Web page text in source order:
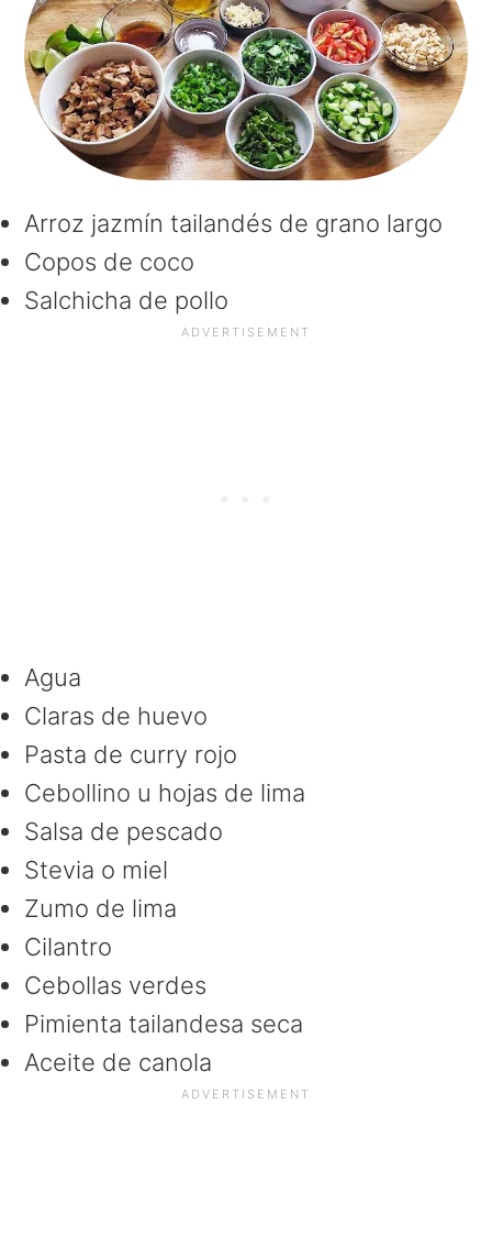
Arroz jazmín tailandés de grano largo
Copos de coco
Salchicha de pollo
Agua
Claras de huevo
Pasta de curry rojo
Cebollino u hojas de lima
Salsa de pescado
Stevia o miel
Zumo de lima
Cilantro
Cebollas verdes
Pimienta tailandesa seca
Aceite de canola